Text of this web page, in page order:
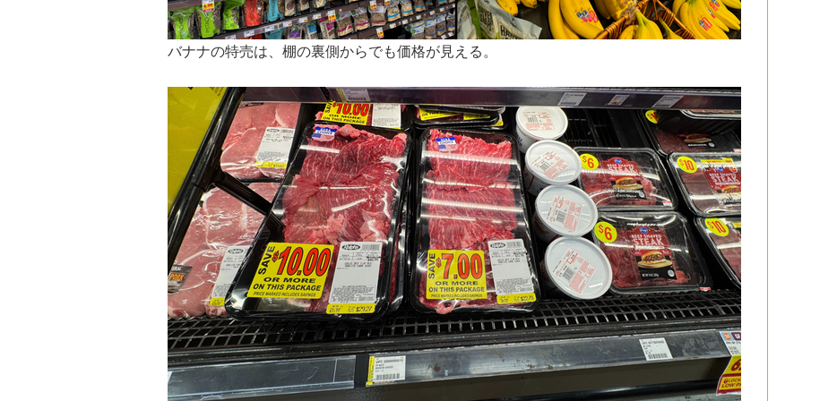
バナナの特売は、棚の裏側からでも価格が見える。